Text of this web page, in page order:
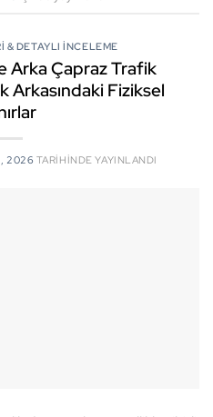
& DETAYLI İNCELEME
Arka Çapraz Trafik
Arkasındaki Fiziksel
2026 TARIHINDE YAYINLANDI